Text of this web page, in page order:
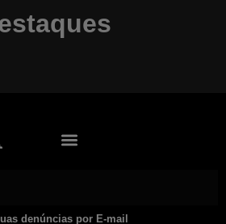
denúncias por E-mail